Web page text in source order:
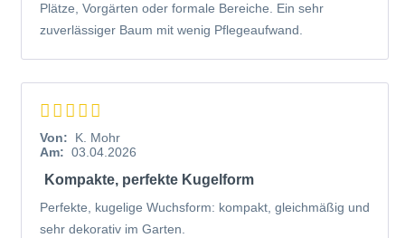
Plätze, Vorgärten oder formale Bereiche. Ein sehr
zuverlässiger Baum mit wenig Pflegeaufwand.
Von:
K. Mohr
Am: 03.04.2026
Kompakte, perfekte Kugelform
Perfekte, kugelige Wuchsform: kompakt, gleichmäßig und
sehr dekorativ im Garten.